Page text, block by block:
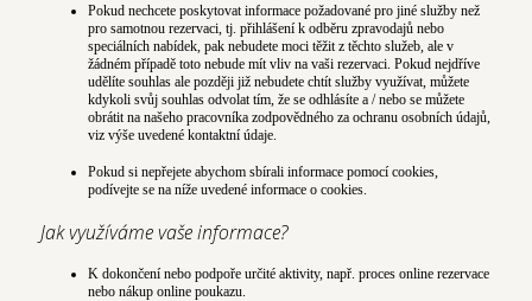
Pokud nechcete poskytovat informace požadované pro jiné služby než
pro samotnou rezervaci, tj. přihlášení k odběru zpravodajů nebo
speciálních nabídek, pak nebudete moci těžit z těchto služeb, ale v
žádném případě toto nebude mít vliv na vaši rezervaci. Pokud nejdříve
udělíte souhlas ale později již nebudete chtít služby využívat, můžete
kdykoli svůj souhlas odvolat tím, že se odhlásíte a / nebo se můžete
obrátit na našeho pracovníka zodpovědného za ochranu osobních údajů,
viz výše uvedené kontaktní údaje.
Pokud si nepřejete abychom sbírali informace pomocí cookies,
podívejte se na níže uvedené informace o cookies.
Jak využíváme vaše informace?
K dokončení nebo podpoře určité aktivity, např. proces online rezervace
nebo nákup online poukazu.